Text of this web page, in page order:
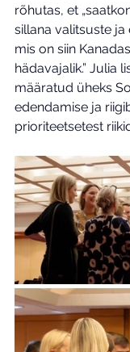
rõhutas, et
sillana valitsuste
mis on siin
hädavajalik.” Julia
määratud üheks
edendamise ja
prioriteetsetest